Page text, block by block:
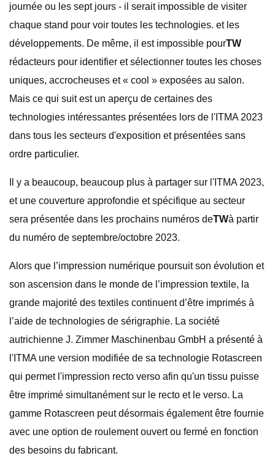
journée ou les sept jours - il serait impossible de visiter
chaque stand pour voir toutes les technologies. et les
développements. De même, il est impossible pourTW
rédacteurs pour identifier et sélectionner toutes les choses
uniques, accrocheuses et « cool » exposées au salon.
Mais ce qui suit est un aperçu de certaines des
technologies intéressantes présentées lors de l'ITMA 2023
dans tous les secteurs d'exposition et présentées sans
ordre particulier.
Il y a beaucoup, beaucoup plus à partager sur l'ITMA 2023,
et une couverture approfondie et spécifique au secteur
sera présentée dans les prochains numéros deTWà partir
du numéro de septembre/octobre 2023.
Alors que l’impression numérique poursuit son évolution et
son ascension dans le monde de l’impression textile, la
grande majorité des textiles continuent d’être imprimés à
l’aide de technologies de sérigraphie. La société
autrichienne J. Zimmer Maschinenbau GmbH a présenté à
l'ITMA une version modifiée de sa technologie Rotascreen
qui permet l'impression recto verso afin qu'un tissu puisse
être imprimé simultanément sur le recto et le verso. La
gamme Rotascreen peut désormais également être fournie
avec une option de roulement ouvert ou fermé en fonction
des besoins du fabricant.